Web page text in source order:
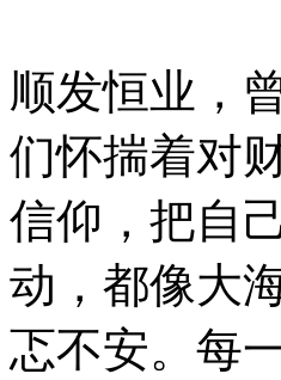
顺发恒业，
们怀揣着对
信仰，把自
动，都像大
忑不安。每